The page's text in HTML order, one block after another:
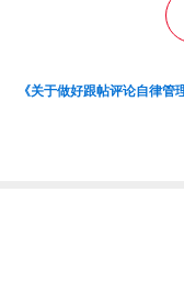
件对外依赖，
持续深耕商业
等前沿领域，
《关于做好跟帖评论自律管